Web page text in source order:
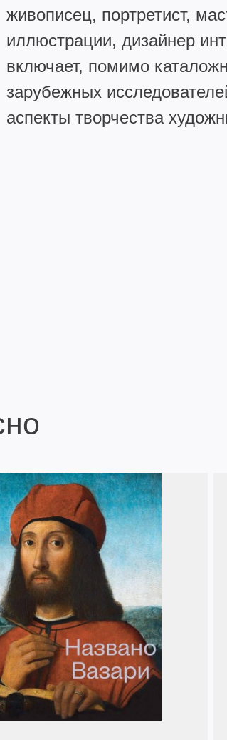
живописец, портретист,
иллюстрации, дизайнер
включает, помимо
зарубежных
аспекты творчества